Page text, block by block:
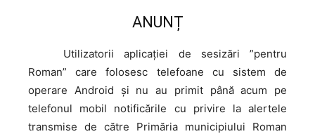
ANUNȚ
Utilizatorii aplicației de sesizări ”pentru
Roman” care folosesc telefoane cu sistem de
operare Android și nu au primit până acum pe
telefonul mobil notificările cu privire la alertele
transmise de către Primăria municipiului Roman